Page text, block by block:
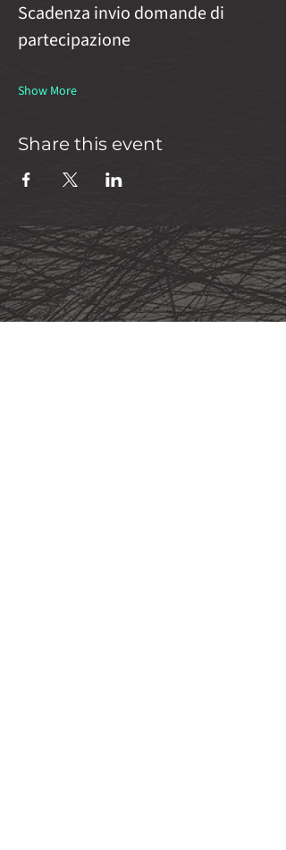
Scadenza invio domande di
partecipazione
Show More
Share this event